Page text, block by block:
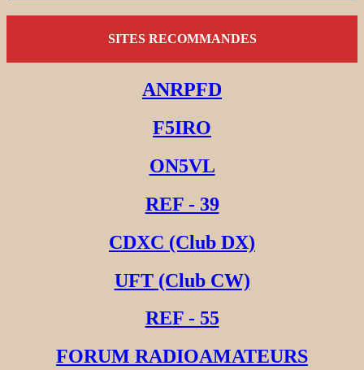
SITES RECOMMANDES
ANRPFD
F5IRO
ON5VL
REF - 39
CDXC (Club DX)
UFT (Club CW)
REF - 55
FORUM RADIOAMATEURS